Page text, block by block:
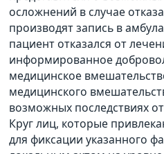
осложнений в случае
производят запись в
пациент отказался от
информированное
медицинское
медицинского
возможных последствиях
Круг лиц, которые
для фиксации указанного